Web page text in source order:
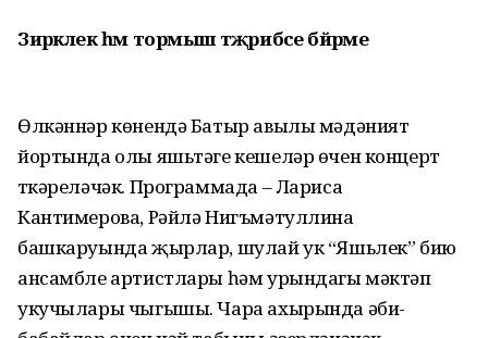
Зирәклек һәм тормыш тәҗрибәсе бәйрәме
Өлкәннәр көнендә Батыр авылы мәдәният
йортында олы яшьтәге кешеләр өчен концерт
үткәреләчәк. Программада – Лариса
Кантимерова, Рәйлә Нигъмәтуллина
башкаруында җырлар, шулай ук “Яшьлек” бию
ансамбле артистлары һәм урындагы мәктәп
укучылары чыгышы. Чара ахырында әби-